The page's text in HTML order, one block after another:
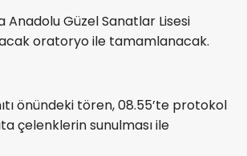
Anadolu Güzel Sanatlar Lisesi
oratoryo ile tamamlanacak.
önündeki tören, 08.55’te protokol
çelenklerin sunulması ile